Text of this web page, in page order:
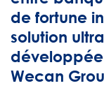
de fortune
solution
développée
Wecan